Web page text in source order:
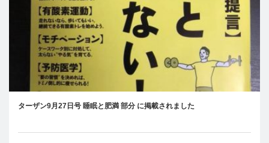
ターザン9月27日号 睡眠と肥満 部分 に掲載されました